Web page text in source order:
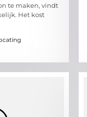
te maken, vindt
Het kost